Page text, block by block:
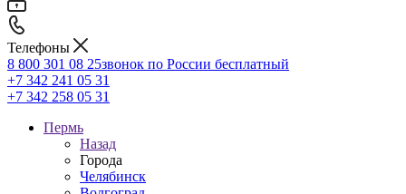
Телефоны
8 800 301 08 25звонок по России бесплатный
+7 342 241 05 31
+7 342 258 05 31
Пермь
Назад
Города
Челябинск